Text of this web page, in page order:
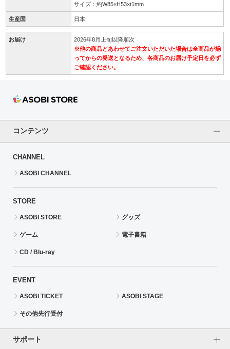
サイズ：約W85×H53×t1mm
生産国 日本
お届け
2026年8月上旬以降順次
※他の商品とあわせてご注文いただいた場合は全商品が揃
ってからの発送となるため、各商品のお届け予定日を必ず
ご確認ください。
コンテンツ
CHANNEL
ASOBI CHANNEL
STORE
ASOBI STORE グッズ
ゲーム 電子書籍
CD / Blu-ray
EVENT
ASOBI TICKET ASOBI STAGE
その他先行受付
サポート